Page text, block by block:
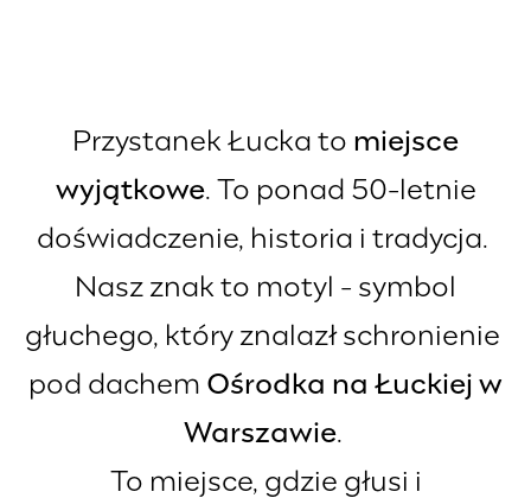
Przystanek Łucka to miejsce
wyjątkowe. To ponad 50-letnie
doświadczenie, historia i tradycja.
Nasz znak to motyl - symbol
głuchego, który znalazł schronienie
pod dachem Ośrodka na Łuckiej w
Warszawie.
To miejsce, gdzie głusi i